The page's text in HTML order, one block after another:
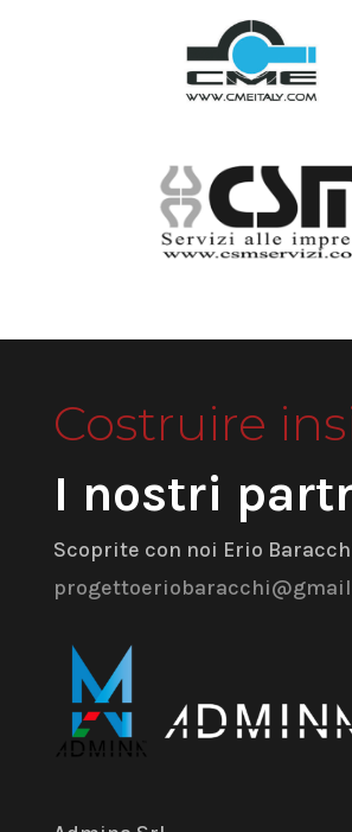
Costruire
I nostri
Scoprite con noi Erio